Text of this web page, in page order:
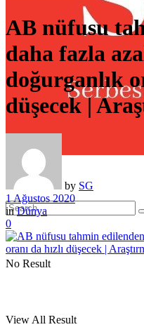
No Result
View All Result
AB nüfusu
daha fazla
doğurganlık
düşecek |
by SG
1 Ağustos 2020
in Dünya
0